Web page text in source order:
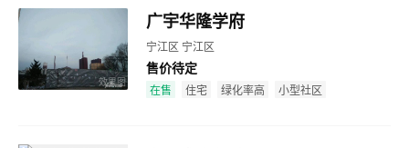
效果图
广宇华隆学府
宁江区 宁江区
售价待定
在售 住宅 绿化率高 小型社区